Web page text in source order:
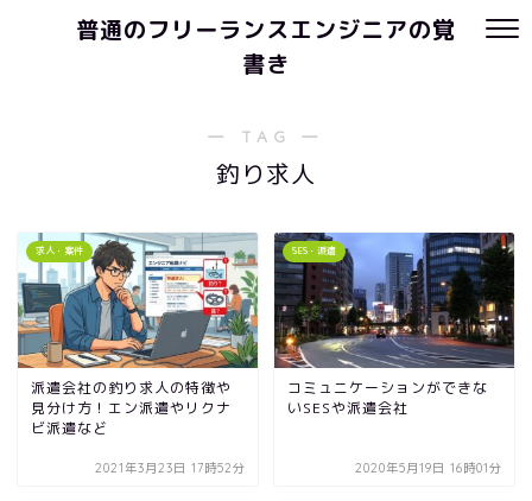
普通のフリーランスエンジニアの覚
書き
― TAG ―
釣り求人
求人・案件
派遣会社の釣り求人の特徴や
見分け方！エン派遣やリクナ
ビ派遣など
2021年3月23日 17時52分
SES・派遣
コミュニケーションができな
いSESや派遣会社
2020年5月19日 16時01分